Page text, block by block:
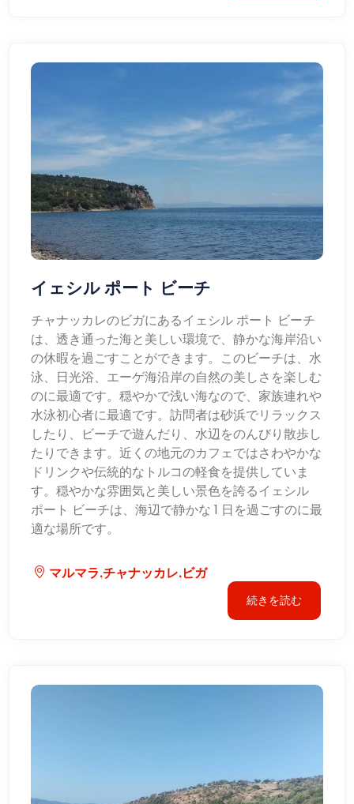
イェシル ポート ビーチ
チャナッカレのビガにあるイェシル ポート ビーチ
は、透き通った海と美しい環境で、静かな海岸沿い
の休暇を過ごすことができます。このビーチは、水
泳、日光浴、エーゲ海沿岸の自然の美しさを楽しむ
のに最適です。穏やかで浅い海なので、家族連れや
水泳初心者に最適です。訪問者は砂浜でリラックス
したり、ビーチで遊んだり、水辺をのんびり散歩し
たりできます。近くの地元のカフェではさわやかな
ドリンクや伝統的なトルコの軽食を提供していま
す。穏やかな雰囲気と美しい景色を誇るイェシル
ポート ビーチは、海辺で静かな 1 日を過ごすのに最
適な場所です。
マルマラ,チャナッカレ,ビガ
続きを読む